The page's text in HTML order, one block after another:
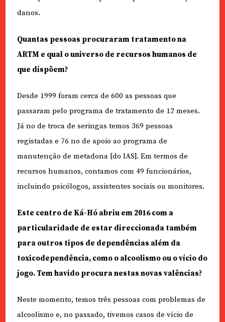
danos.
Quantas pessoas procuraram tratamento na
ARTM e qual o universo de recursos humanos de
que dispõem?
Desde 1999 foram cerca de 600 as pessoas que
passaram pelo programa de tratamento de 12 meses.
Já no de troca de seringas temos 369 pessoas
registadas e 76 no de apoio ao programa de
manutenção de metadona [do IAS]. Em termos de
recursos humanos, contamos com 49 funcionários,
incluindo psicólogos, assistentes sociais ou monitores.
Este centro de Ká-Hó abriu em 2016 com a
particularidade de estar direccionada também
para outros tipos de dependências além da
toxicodependência, como o alcoolismo ou o vício do
jogo. Tem havido procura nestas novas valências?
Neste momento, temos três pessoas com problemas de
alcoolismo e, no passado, tivemos casos de vício de